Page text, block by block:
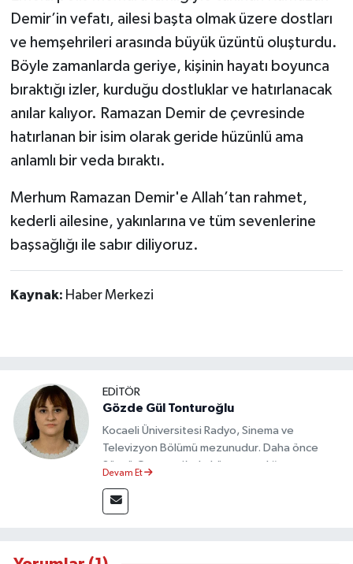
Demir’in vefatı, ailesi başta olmak üzere dostları
ve hemşehrileri arasında büyük üzüntü oluşturdu.
Böyle zamanlarda geriye, kişinin hayatı boyunca
bıraktığı izler, kurduğu dostluklar ve hatırlanacak
anılar kalıyor. Ramazan Demir de çevresinde
hatırlanan bir isim olarak geride hüzünlü ama
anlamlı bir veda bıraktı.
Merhum Ramazan Demir'e Allah’tan rahmet,
kederli ailesine, yakınlarına ve tüm sevenlerine
başsağlığı ile sabır diliyoruz.
Kaynak: Haber Merkezi
EDİTÖR
Gözde Gül Tonturoğlu
Kocaeli Üniversitesi Radyo, Sinema ve
Televizyon Bölümü mezunudur. Daha önce
Sözcü Gazetesi’nde köşe yazarlığı yapmış ve
Devam Et